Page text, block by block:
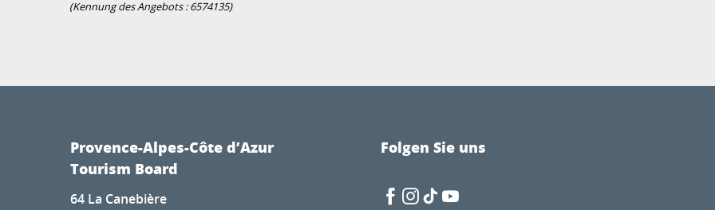
(Kennung des Angebots :6574135)
Provence-Alpes-Côte d’Azur
Tourism Board
64 La Canebière
Folgen Sie uns